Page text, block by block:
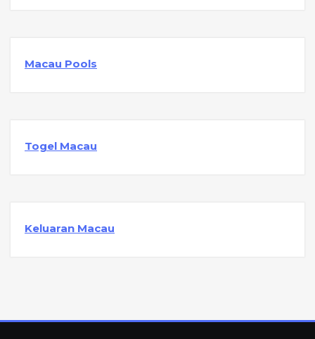
Macau Pools
Togel Macau
Keluaran Macau